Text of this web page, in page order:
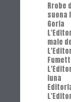
Rrobe
suona
Goria
male
luna